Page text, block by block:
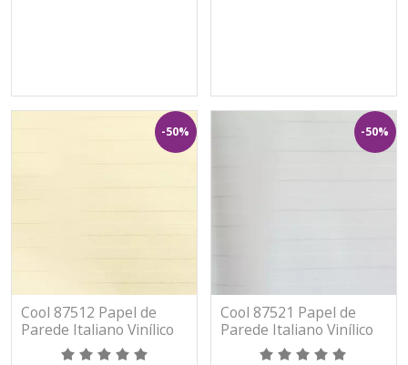
-50%
Cool 87512 Papel de
Parede Italiano Vinílico
Lavável
-50%
Cool 87521 Papel de
Parede Italiano Vinílico
Lavável